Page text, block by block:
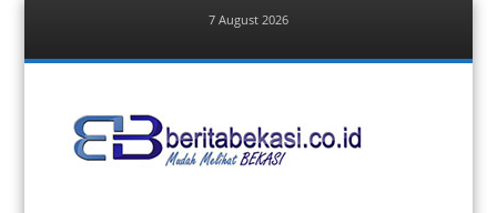
7 August 2026
Menu
to
Berita Bekasi